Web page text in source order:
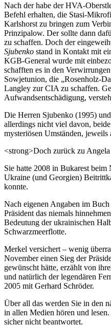
Nach der habe der HVA-
Befehl erhalten, die Stasi-
Karlshorst zu bringen zum
Prinzipalow. Der sollte dann
zu schaffen. Doch der
Sjubenko stand in Kontakt mit
KGB-General wurde mit
schafften es in den
Sowjetunion, die „Rosenholz-
Langley zur CIA zu schaffen.
Aufwandsentschädigung,
Die Herren Sjubenko (1995)
allerdings nicht viel davon,
mysteriösen Umständen, jeweils
<strong>Doch zurück zu
Sie hatte 2008 in Bukarest
Ukraine (und Georgien)
konnte.
Nach eigenen Angaben im Buch
Präsident das niemals
Bedeutung der ukrainischen
Schwarzmeerflotte.
Merkel versichert – wenig
November einen Sieg der
gewünscht hätte, erzählt von
und natürlich der legendären
2005 mit Gerhard Schröder.
Über all das werden Sie in den
in allen Medien hören und
sicher nicht beantwortet.